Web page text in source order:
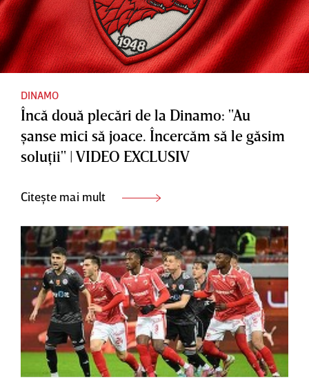
DINAMO
Încă două plecări de la Dinamo: "Au
şanse mici să joace. Încercăm să le găsim
soluţii" | VIDEO EXCLUSIV
Citește mai mult